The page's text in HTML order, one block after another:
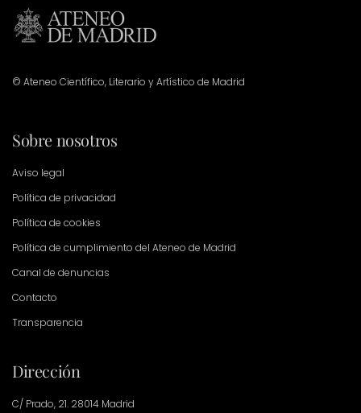
© Ateneo Científico, Literario y Artístico de Madrid
Sobre nosotros
Aviso legal
Política de privacidad
Política de cookies
Política de cumplimiento del Ateneo de Madrid
Canal de denuncias
Contacto
Transparencia
Dirección
C/ Prado, 21. 28014 Madrid